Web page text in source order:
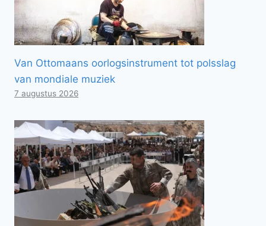
Van Ottomaans oorlogsinstrument tot polsslag
van mondiale muziek
7 augustus 2026